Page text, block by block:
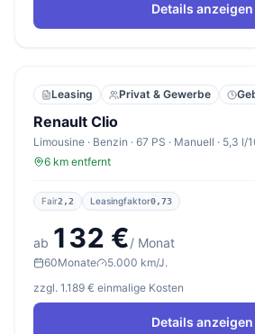
Details anzeigen
Leasing Privat & Gewerbe
Renault Clio
Limousine · Benzin · 67 PS · Manuell · 5,3 l/
6 km entfernt
Fair2,2 Leasingfaktor0,73
ab 132 €/ Monat
60Monate
5.000 km/J.
zzgl. 1.189 € einmalige Kosten
Details anzeigen